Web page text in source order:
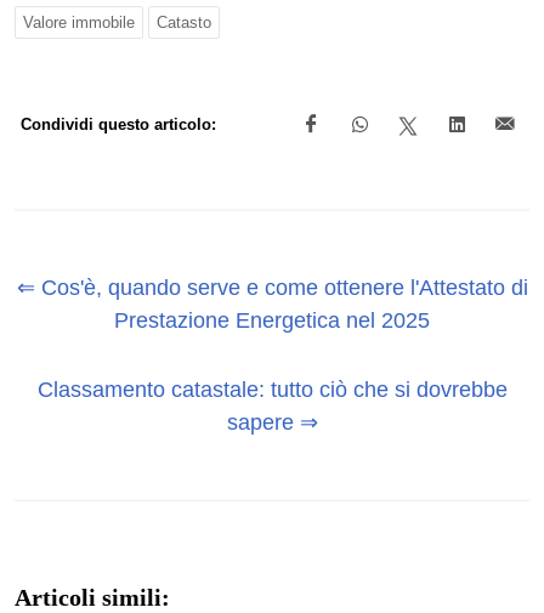
Valore immobile Catasto
Condividi questo articolo:
⇐ Cos'è, quando serve e come ottenere l'Attestato di
Prestazione Energetica nel 2025
Classamento catastale: tutto ciò che si dovrebbe
sapere ⇒
Articoli simili: